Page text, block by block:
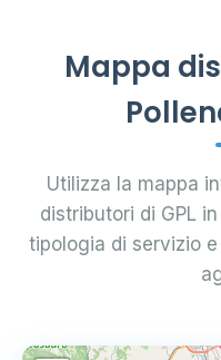
Mappa
Utilizza la mappa
distributori di GPL
tipologia di servizio